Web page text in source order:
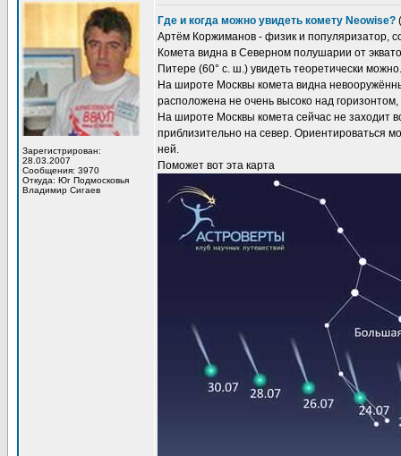
Зарегистрирован:
28.03.2007
Сообщения: 3970
Откуда: Юг Подмосковья
Владимир Сигаев
Где и когда можно увидеть комету Neowise?
Артём Коржиманов - физик и популяризатор,
Комета видна в Северном полушарии от
Питере (60° с. ш.) увидеть теоретически
На широте Москвы комета видна
расположена не очень высоко над
На широте Москвы комета сейчас не заходит
приблизительно на север. Ориентироваться
ней.
Поможет вот эта карта